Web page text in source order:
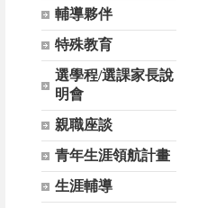
輔導夥伴
特殊教育
選學程/選課家長說
明會
親職座談
青年生涯領航計畫
生涯輔導